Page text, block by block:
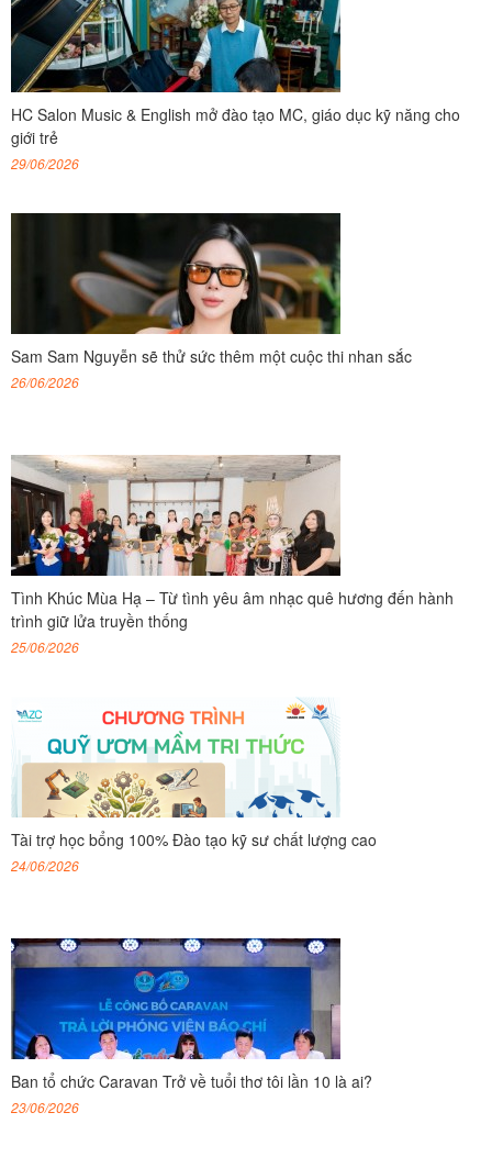
HC Salon Music & English mở đào tạo MC, giáo dục kỹ năng cho
giới trẻ
29/06/2026
Sam Sam Nguyễn sẽ thử sức thêm một cuộc thi nhan sắc
26/06/2026
Tình Khúc Mùa Hạ – Từ tình yêu âm nhạc quê hương đến hành
trình giữ lửa truyền thống
25/06/2026
Tài trợ học bổng 100% Đào tạo kỹ sư chất lượng cao
24/06/2026
Ban tổ chức Caravan Trở về tuổi thơ tôi lần 10 là ai?
23/06/2026